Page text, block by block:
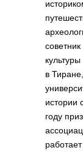
в
истории
году